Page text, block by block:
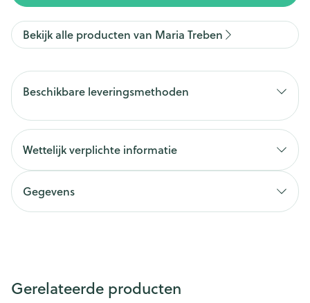
Bekijk alle producten van Maria Treben
Beschikbare leveringsmethoden
Wettelijk verplichte informatie
Gegevens
Gerelateerde producten